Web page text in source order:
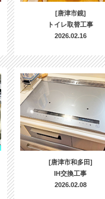
[唐津市鏡]
トイレ取替工事
2026.02.16
[唐津市和多田]
IH交換工事
2026.02.08